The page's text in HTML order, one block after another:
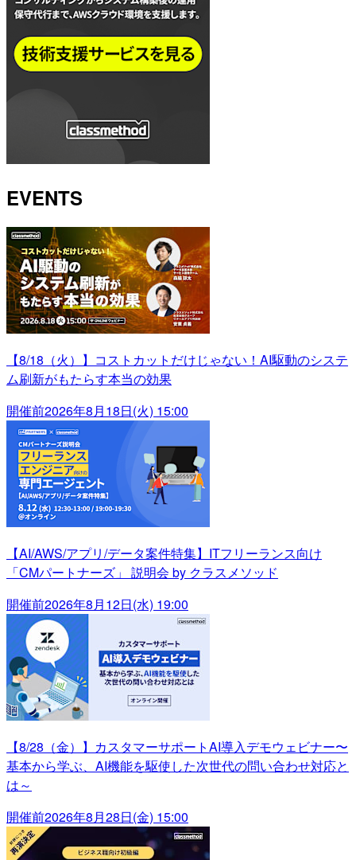
EVENTS
【8/18（火）】コストカットだけじゃない！AI駆動のシステ
ム刷新がもたらす本当の効果
開催前2026年8月18日(火) 15:00
【AI/AWS/アプリ/データ案件特集】ITフリーランス向け
「CMパートナーズ」 説明会 by クラスメソッド
開催前2026年8月12日(水) 19:00
【8/28（金）】カスタマーサポートAI導入デモウェビナー〜
基本から学ぶ、AI機能を駆使した次世代の問い合わせ対応と
は～
開催前2026年8月28日(金) 15:00